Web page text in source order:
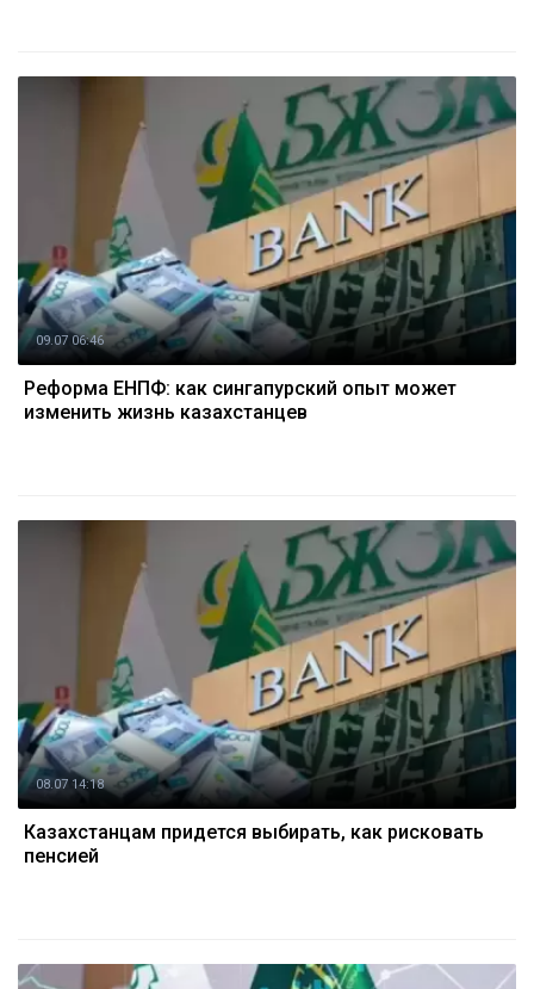
09.07 06:46
Реформа ЕНПФ: как сингапурский опыт может
изменить жизнь казахстанцев
08.07 14:18
Казахстанцам придется выбирать, как рисковать
пенсией